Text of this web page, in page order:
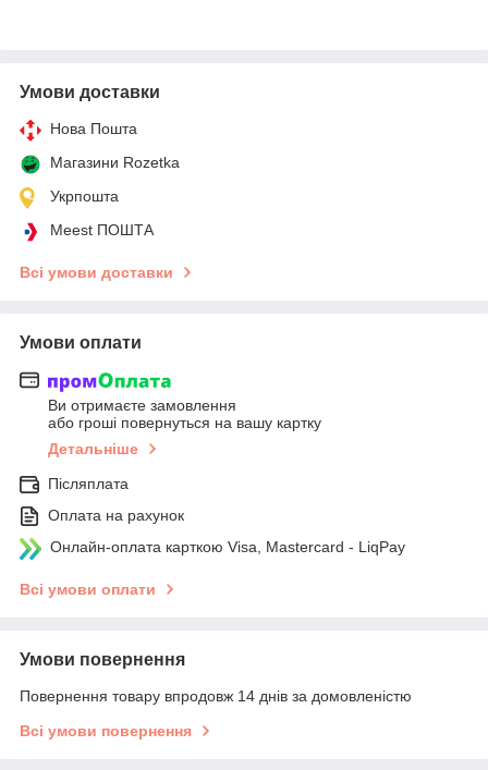
Умови доставки
Нова Пошта
Магазини Rozetka
Укрпошта
Meest ПОШТА
Всі умови доставки
Умови оплати
Ви отримаєте замовлення
або гроші повернуться на вашу картку
Детальніше
Післяплата
Оплата на рахунок
Онлайн-оплата карткою Visa, Mastercard - LiqPay
Всі умови оплати
Умови повернення
Повернення товару впродовж 14 днів за домовленістю
Всі умови повернення